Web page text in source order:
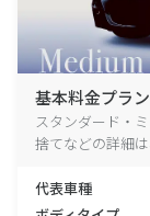
基本料金プラン
スタンダード・
捨てなどの詳細
代表車種